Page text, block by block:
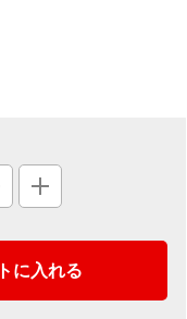
に入れる